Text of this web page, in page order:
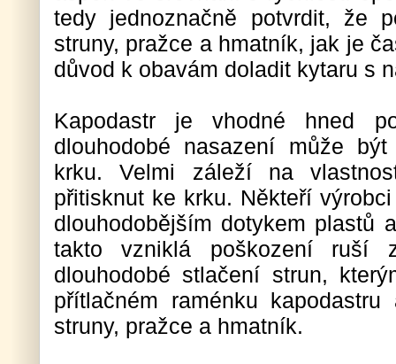
tedy jednoznačně potvrdit, že
struny, pražce a hmatník, jak je
důvod k obavám doladit kytaru s
Kapodastr je vhodné hned
dlouhodobé nasazení může
krku. Velmi záleží na
přitisknut ke krku. Někteří
dlouhodobějším dotykem plastů
takto vzniklá poškození ruší
dlouhodobé stlačení strun,
přítlačném raménku
struny, pražce a hmatník.